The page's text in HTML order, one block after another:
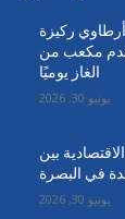
ركيزة
300 مليون قدم مكعب من
الغاز يوميًا
يونيو 30, 2026
بين
في البصرة
يونيو 30, 2026